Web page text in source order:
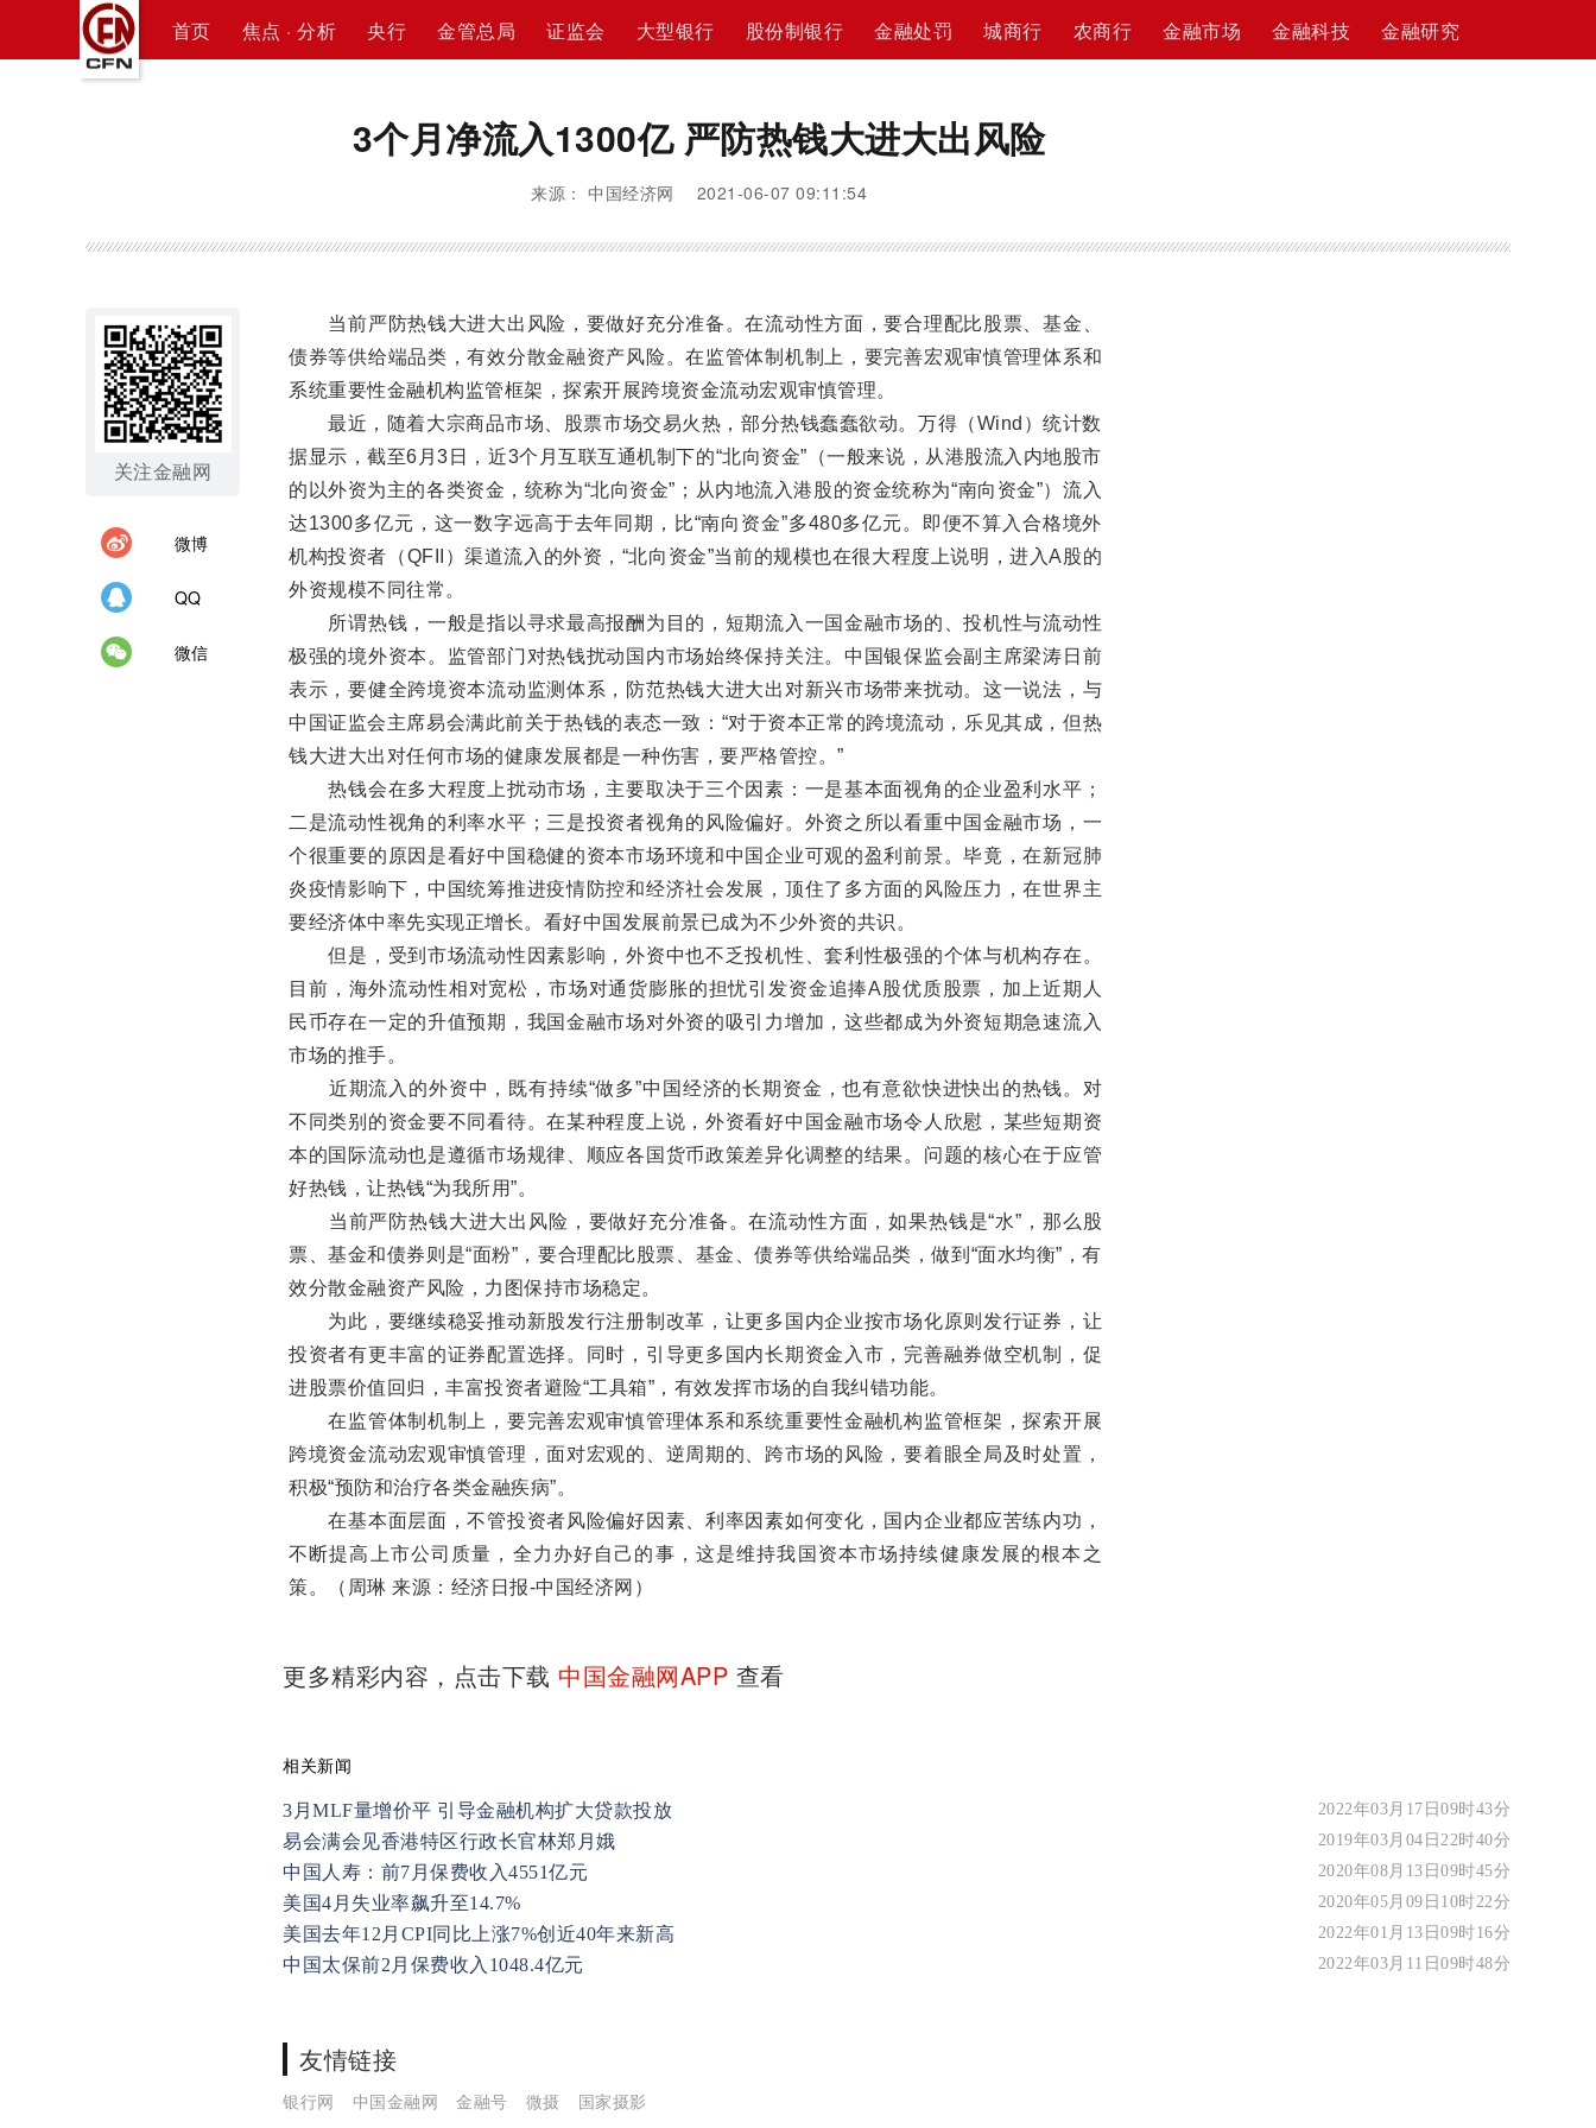
首页 焦点 · 分析 央行 金管总局 证监会 大型银行 股份制银行 金融处罚 城商行 农商行 金融市场 金融科技 金融研究
3个月净流入1300亿 严防热钱大进大出风险
来源： 中国经济网 2021-06-07 09:11:54
关注金融网
微博
QQ
微信
当前严防热钱大进大出风险，要做好充分准备。在流动性方面，要合理配比股票、基金、
债券等供给端品类，有效分散金融资产风险。在监管体制机制上，要完善宏观审慎管理体系和
系统重要性金融机构监管框架，探索开展跨境资金流动宏观审慎管理。
最近，随着大宗商品市场、股票市场交易火热，部分热钱蠢蠢欲动。万得（Wind）统计数
据显示，截至6月3日，近3个月互联互通机制下的“北向资金”（一般来说，从港股流入内地股市
的以外资为主的各类资金，统称为“北向资金”；从内地流入港股的资金统称为“南向资金”）流入
达1300多亿元，这一数字远高于去年同期，比“南向资金”多480多亿元。即便不算入合格境外
机构投资者（QFII）渠道流入的外资，“北向资金”当前的规模也在很大程度上说明，进入A股的
外资规模不同往常。
所谓热钱，一般是指以寻求最高报酬为目的，短期流入一国金融市场的、投机性与流动性
极强的境外资本。监管部门对热钱扰动国内市场始终保持关注。中国银保监会副主席梁涛日前
表示，要健全跨境资本流动监测体系，防范热钱大进大出对新兴市场带来扰动。这一说法，与
中国证监会主席易会满此前关于热钱的表态一致：“对于资本正常的跨境流动，乐见其成，但热
钱大进大出对任何市场的健康发展都是一种伤害，要严格管控。”
热钱会在多大程度上扰动市场，主要取决于三个因素：一是基本面视角的企业盈利水平；
二是流动性视角的利率水平；三是投资者视角的风险偏好。外资之所以看重中国金融市场，一
个很重要的原因是看好中国稳健的资本市场环境和中国企业可观的盈利前景。毕竟，在新冠肺
炎疫情影响下，中国统筹推进疫情防控和经济社会发展，顶住了多方面的风险压力，在世界主
要经济体中率先实现正增长。看好中国发展前景已成为不少外资的共识。
但是，受到市场流动性因素影响，外资中也不乏投机性、套利性极强的个体与机构存在。
目前，海外流动性相对宽松，市场对通货膨胀的担忧引发资金追捧A股优质股票，加上近期人
民币存在一定的升值预期，我国金融市场对外资的吸引力增加，这些都成为外资短期急速流入
市场的推手。
近期流入的外资中，既有持续“做多”中国经济的长期资金，也有意欲快进快出的热钱。对
不同类别的资金要不同看待。在某种程度上说，外资看好中国金融市场令人欣慰，某些短期资
本的国际流动也是遵循市场规律、顺应各国货币政策差异化调整的结果。问题的核心在于应管
好热钱，让热钱“为我所用”。
当前严防热钱大进大出风险，要做好充分准备。在流动性方面，如果热钱是“水”，那么股
票、基金和债券则是“面粉”，要合理配比股票、基金、债券等供给端品类，做到“面水均衡”，有
效分散金融资产风险，力图保持市场稳定。
为此，要继续稳妥推动新股发行注册制改革，让更多国内企业按市场化原则发行证券，让
投资者有更丰富的证券配置选择。同时，引导更多国内长期资金入市，完善融券做空机制，促
进股票价值回归，丰富投资者避险“工具箱”，有效发挥市场的自我纠错功能。
在监管体制机制上，要完善宏观审慎管理体系和系统重要性金融机构监管框架，探索开展
跨境资金流动宏观审慎管理，面对宏观的、逆周期的、跨市场的风险，要着眼全局及时处置，
积极“预防和治疗各类金融疾病”。
在基本面层面，不管投资者风险偏好因素、利率因素如何变化，国内企业都应苦练内功，
不断提高上市公司质量，全力办好自己的事，这是维持我国资本市场持续健康发展的根本之
策。（周琳 来源：经济日报-中国经济网）
更多精彩内容，点击下载 中国金融网APP 查看
相关新闻
3月MLF量增价平 引导金融机构扩大贷款投放 2022年03月17日09时43分
易会满会见香港特区行政长官林郑月娥 2019年03月04日22时40分
中国人寿：前7月保费收入4551亿元 2020年08月13日09时45分
美国4月失业率飙升至14.7% 2020年05月09日10时22分
美国去年12月CPI同比上涨7%创近40年来新高 2022年01月13日09时16分
中国太保前2月保费收入1048.4亿元 2022年03月11日09时48分
友情链接
银行网 中国金融网 金融号 微摄 国家摄影